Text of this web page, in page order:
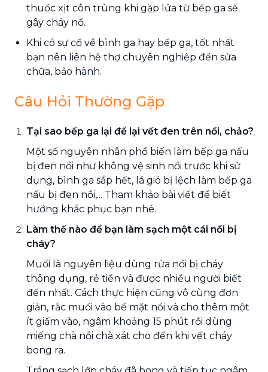
thuốc xịt côn trùng khi gặp lửa từ bếp ga sẽ
gây cháy nổ.
Khi có sự cố về bình ga hay bếp ga, tốt nhất
bạn nên liên hệ thợ chuyên nghiệp đến sửa
chữa, bảo hành.
Câu Hỏi Thường Gặp
Tại sao bếp ga lại để lại vết đen trên nồi, chảo?
Một số nguyên nhân phổ biến làm bếp ga nấu
bị đen nồi như không vệ sinh nồi trước khi sử
dụng, bình ga sắp hết, lá gió bị lệch làm bếp ga
nấu bị đen nồi,... Tham khảo bài viết để biết
hướng khắc phục bạn nhé.
Làm thế nào để bạn làm sạch một cái nồi bị
cháy?
Muối là nguyên liệu dùng rửa nồi bị cháy
thông dụng, rẻ tiền và được nhiều người biết
đến nhất. Cách thực hiện cũng vô cùng đơn
giản, rắc muối vào bề mặt nồi và cho thêm một
ít giấm vào, ngâm khoảng 15 phút rồi dùng
miếng chà nồi chà xát cho đến khi vết cháy
bong ra.